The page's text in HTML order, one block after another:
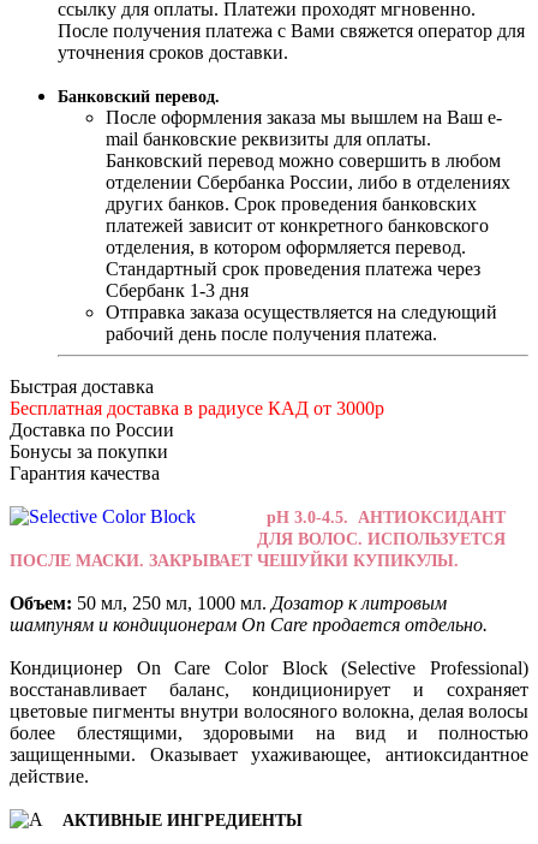
ссылку для оплаты. Платежи проходят мгновенно.
После получения платежа с Вами свяжется оператор для
уточнения сроков доставки.
Банковский перевод.
После оформления заказа мы вышлем на Ваш e-
mail банковские реквизиты для оплаты.
Банковский перевод можно совершить в любом
отделении Сбербанка России, либо в отделениях
других банков. Срок проведения банковских
платежей зависит от конкретного банковского
отделения, в котором оформляется перевод.
Стандартный срок проведения платежа через
Сбербанк 1-3 дня
Отправка заказа осуществляется на следующий
рабочий день после получения платежа.
Быстрая доставка
Бесплатная доставка в радиусе КАД от 3000р
Доставка по России
Бонусы за покупки
Гарантия качества
pH 3.0-4.5. АНТИОКСИДАНТ
ДЛЯ ВОЛОС. ИСПОЛЬЗУЕТСЯ
ПОСЛЕ МАСКИ. ЗАКРЫВАЕТ ЧЕШУЙКИ КУПИКУЛЫ.
Объем: 50 мл, 250 мл, 1000 мл. Дозатор к литровым
шампуням и кондиционерам On Care продается отдельно.
Кондиционер On Care Color Block (Selective Professional)
восстанавливает баланс, кондиционирует и сохраняет
цветовые пигменты внутри волосяного волокна, делая волосы
более блестящими, здоровыми на вид и полностью
защищенными. Оказывает ухаживающее, антиоксидантное
действие.
АКТИВНЫЕ ИНГРЕДИЕНТЫ